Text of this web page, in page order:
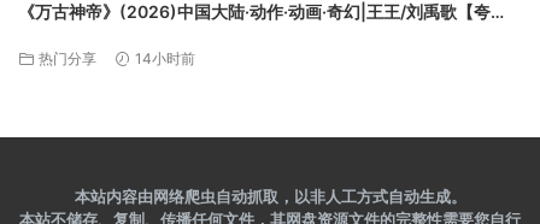
《万古神帝》(2026)中国大陆·动作·动画·奇幻|王王/刘禹歌【夸
热门分享 14小时前
本站内容由网络爬虫自动抓取，以非人工方式自动生成。
本站不储存、复制、传播任何文件，其网盘资源文件的完整性需要您自行